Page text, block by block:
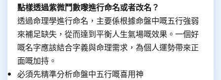
點樣透過紫微鬥數嚟進行命名或者改名？
透過命理學進行命名，主要係根據命盤中嘅五行強弱
來補足缺失，從而達到平衡人生氣場嘅效果。一個好
嘅名字應該結合字義與命理需求，為個人運勢帶來正
面嘅加持。
必須先精準分析命盤中五行嘅喜用神